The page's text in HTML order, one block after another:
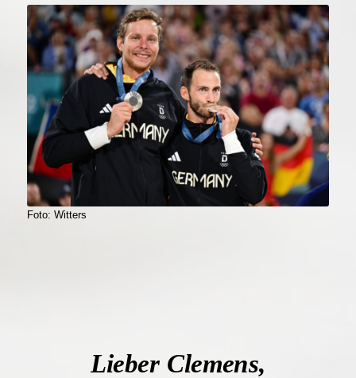
Foto: Witters
Lieber Clemens,